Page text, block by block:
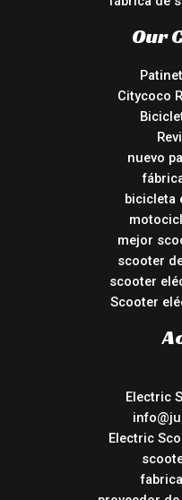
Our
Citycoco
nuevo
bicicleta
mejor
scooter
scooter
Scooter
Electric
Electric